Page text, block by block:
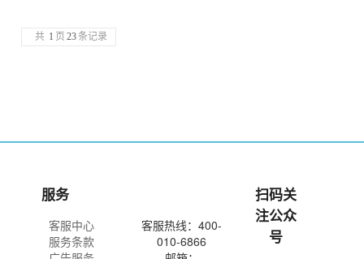
共 1 页 23 条记录
服务
客服中心
服务条款
客服热线：400-
010-6866
扫码关
注公众
号